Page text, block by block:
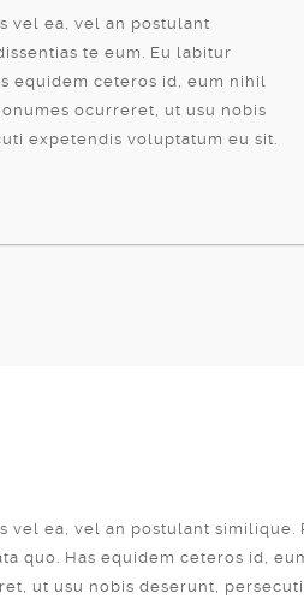
vel ea, vel an postulant
te eum. Eu labitur
equidem ceteros id, eum nihil
ocurreret, ut usu nobis
expetendis voluptatum eu sit.
vel ea, vel an postulant similique.
quo. Has equidem ceteros id,
ut usu nobis deserunt,